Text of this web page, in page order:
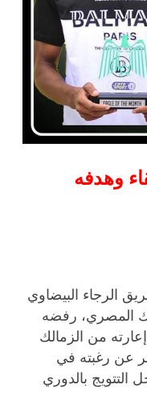
وهدفه
الرجاء البيضاوي
المصري، رفضه
من الزمالك
عن رغبته في
بالدوري